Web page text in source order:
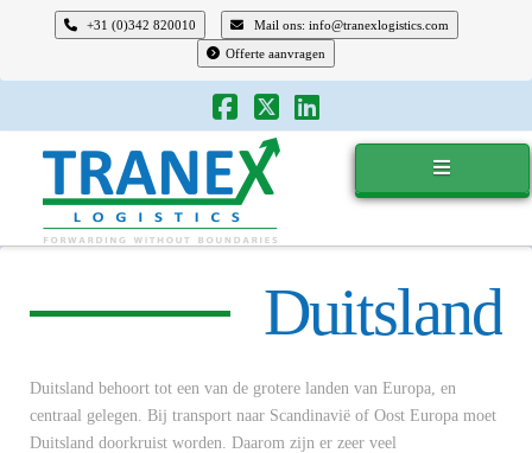
+31 (0)342 820010
Mail ons: info@tranexlogistics.com
Offerte aanvragen
Tranex
Logistics
Duitsland
Duitsland behoort tot een van de grotere landen van Europa, en
centraal gelegen. Bij transport naar Scandinavië of Oost Europa moet
Duitsland doorkruist worden. Daarom zijn er zeer veel